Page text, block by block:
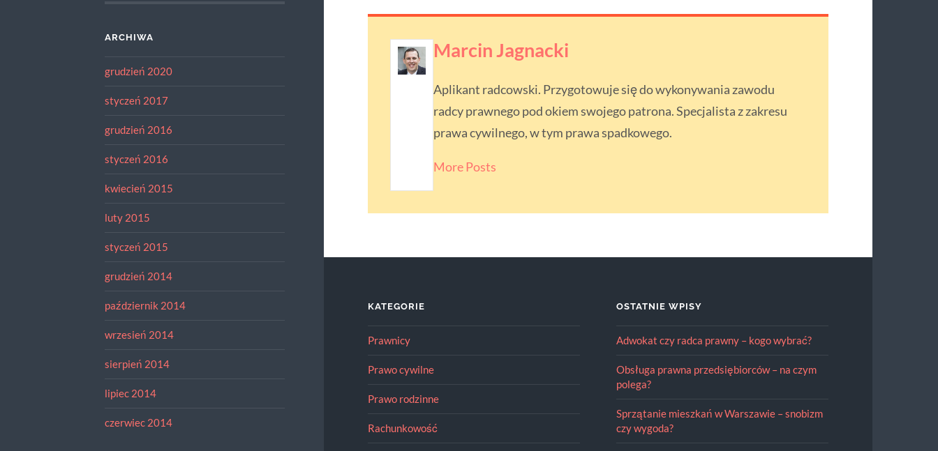
ARCHIWA
grudzień 2020
styczeń 2017
grudzień 2016
styczeń 2016
kwiecień 2015
luty 2015
styczeń 2015
grudzień 2014
październik 2014
wrzesień 2014
sierpień 2014
lipiec 2014
czerwiec 2014
Marcin Jagnacki
Aplikant radcowski. Przygotowuje się do wykonywania zawodu
radcy prawnego pod okiem swojego patrona. Specjalista z zakresu
prawa cywilnego, w tym prawa spadkowego.
More Posts
KATEGORIE
Prawnicy
Prawo cywilne
Prawo rodzinne
Rachunkowość
OSTATNIE WPISY
Adwokat czy radca prawny – kogo wybrać?
Obsługa prawna przedsiębiorców – na czym
polega?
Sprzątanie mieszkań w Warszawie – snobizm
czy wygoda?